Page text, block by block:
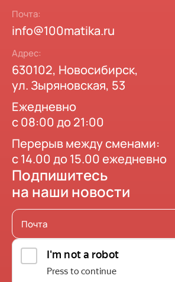
Почта:
info@100matika.ru
Адрес:
630102, Новосибирск,
ул. Зыряновская, 53
Ежедневно
с 08:00 до 21:00
Перерыв между сменами:
с 14.00 до 15.00 ежедневно
Подпишитесь
на наши новости